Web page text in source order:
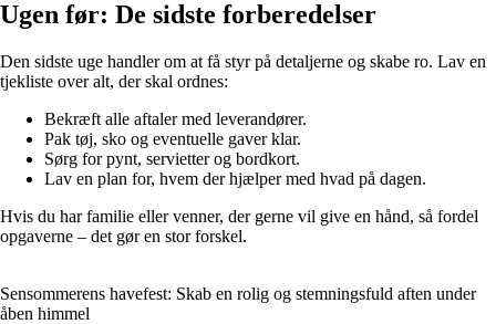
Ugen før: De sidste forberedelser
Den sidste uge handler om at få styr på detaljerne og skabe ro. Lav en
tjekliste over alt, der skal ordnes:
Bekræft alle aftaler med leverandører.
Pak tøj, sko og eventuelle gaver klar.
Sørg for pynt, servietter og bordkort.
Lav en plan for, hvem der hjælper med hvad på dagen.
Hvis du har familie eller venner, der gerne vil give en hånd, så fordel
opgaverne – det gør en stor forskel.
Sensommerens havefest: Skab en rolig og stemningsfuld aften under
åben himmel